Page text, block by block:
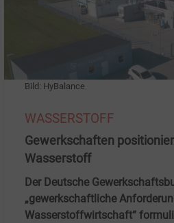
Bild: HyBalance
WASSERSTOFF
Gewerkschaften
Wasserstoff
Der Deutsche
„gewerkschaftliche
Wasserstoffwirtschaft“